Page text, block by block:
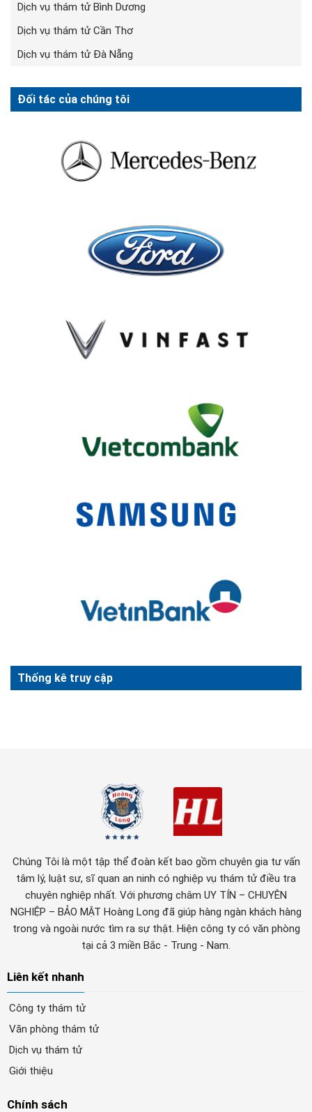
Dịch vụ thám tử Bình Dương
Dịch vụ thám tử Cần Thơ
Dịch vụ thám tử Đà Nẵng
Đối tác của chúng tôi
Thống kê truy cập
Chúng Tôi là một tập thể đoàn kết bao gồm chuyên gia tư vấn
tâm lý, luật sư, sĩ quan an ninh có nghiệp vụ thám tử điều tra
chuyên nghiệp nhất. Với phương châm UY TÍN – CHUYÊN
NGHIỆP – BẢO MẬT Hoàng Long đã giúp hàng ngàn khách hàng
trong và ngoài nước tìm ra sự thật. Hiện công ty có văn phòng
tại cả 3 miền Bắc - Trung - Nam.
Liên kết nhanh
Công ty thám tử
Văn phòng thám tử
Dịch vụ thám tử
Giới thiệu
Chính sách